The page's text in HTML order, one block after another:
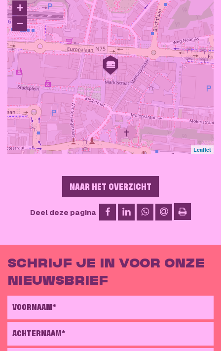
+
−
Leaflet
NAAR HET OVERZICHT
Deel deze pagina op Facebookop LinkedInop WhatsApp
via e-mail
SCHRIJF JE IN VOOR ONZE
NIEUWSBRIEF
VOORNAAM*
ACHTERNAAM*